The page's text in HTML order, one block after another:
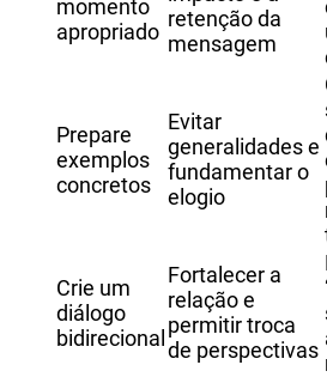
momento
apropriado
retenção da
mensagem
Prepare
exemplos
concretos
Evitar
generalidades e
fundamentar o
elogio
Crie um
diálogo
bidirecional
Fortalecer a
relação e
permitir troca
de perspectivas